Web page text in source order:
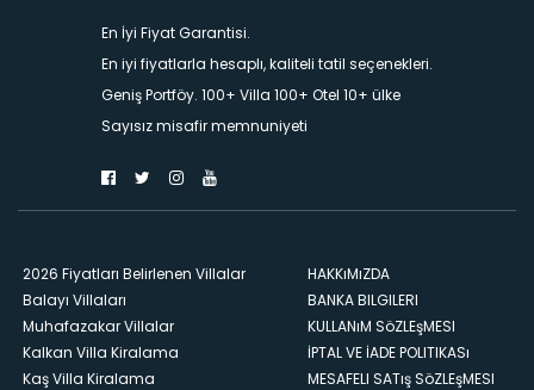
En İyi Fiyat Garantisi.
En iyi fiyatlarla hesaplı, kaliteli tatil seçenekleri.
Geniş Portföy. 100+ Villa 100+ Otel 10+ ülke
Sayısız misafir memnuniyeti
2026 Fiyatları Belirlenen Villalar
Balayı Villaları
Muhafazakar Villalar
Kalkan Villa Kiralama
Kaş Villa Kiralama
HAKKıMıZDA
BANKA BILGILERI
KULLANıM SöZLEşMESI
İPTAL VE İADE POLITIKASı
MESAFELI SATış SöZLEşMESI